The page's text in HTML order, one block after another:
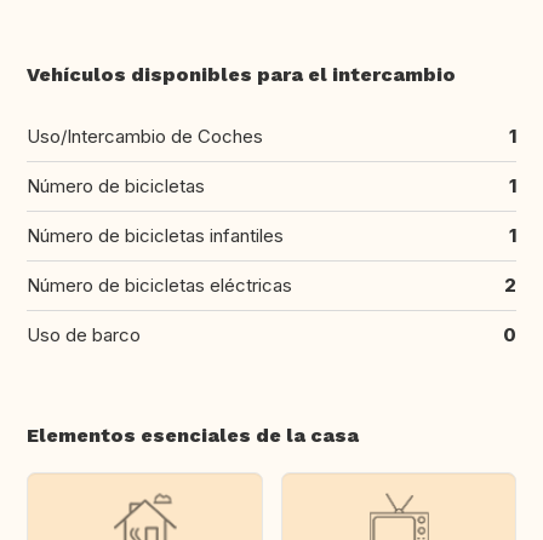
Vehículos disponibles para el intercambio
Uso/Intercambio de Coches 1
Número de bicicletas 1
Número de bicicletas infantiles 1
Número de bicicletas eléctricas 2
Uso de barco 0
Elementos esenciales de la casa